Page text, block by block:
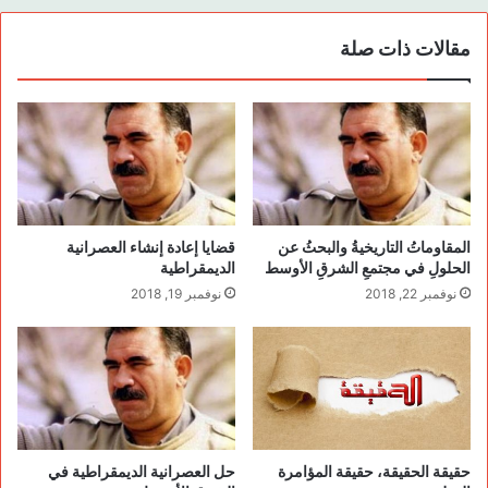
أدخلت هذه التقسيمات في حروب لم تكن حروبها، وبالتالي خلقت
نماذج التلويحات المجتمعية، بعد خلق ظاهرة مُصدرة هي ظاهرة
الوطنية المفروضة، علما أن الوطنية تشبه التعاقد من الروابط الأولية
التي يُتخم منها الروابط فوق الأولية، فيعقد الإنسان فيما بينهم
وينحون إلى تشكيل ظاهرة الوطنية، ففي سوريا مثلاً، الجغرافيا،
والدولة، والهيكلة، وحتى العدو، تم تصديرها إلى الشعب السوري
بالحدود الحالية، فدخل حروبا لم تكن حروبه؛ زُجَّ إليها، وانقاد بلا أدرية،
إلى اكمال الجزء الثاني وتأسيس الدولة المفترضة وفق رؤية ورغبة
المستعمر الرسام، الدولة المتسلطة بالنزعة القومية والتي أدت إلى
الدولة المرسومة بعناصر تكونها فخلقت حالة متطورة من التحاجز
الاجتماعي، تشتيت مبدأ الهوية السورية، وهذا الأخير مرده التسلط
العامودي، وهذا كله ما أثلج صدر الرسام «المستعمر » متيقناً أنه
يستطيع في أية لحظة، أن يكون موجودا،ً فكان موجودا في لبنان وفي
العراق وفي مصر وفي تونس، وكان موجودا مسبقاً «لم يبرح أمكنته »
في دول مثل الخليج.
مقالات ذات صلة
المقاوماتُ التاريخيةُ والبحثُ عن
الحلولِ في مجتمعِ الشرقِ الأوسط
نوفمبر 22, 2018
قضايا إعادة إنشاء العصرانية
الديمقراطية
نوفمبر 19, 2018
حقيقة الحقيقة، حقيقة المؤامرة
حل العصرانية الديمقراطية في